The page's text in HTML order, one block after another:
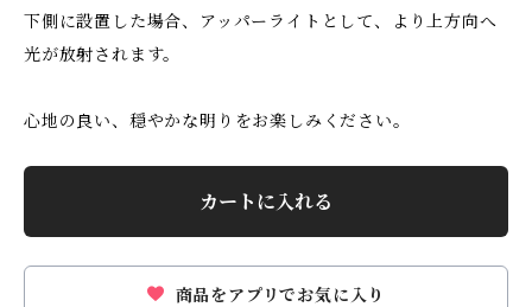
下側に設置した場合、アッパーライトとして、より上方向へ
光が放射されます。
心地の良い、穏やかな明りをお楽しみください。
カートに入れる
商品をアプリでお気に入り